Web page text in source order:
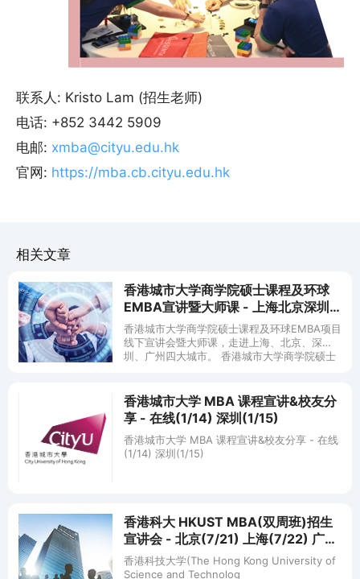
联系人: Kristo Lam (招生老师)
电话: +852 3442 5909
电邮: xmba@cityu.edu.hk
官网: https://mba.cb.cityu.edu.hk
相关文章
香港城市大学商学院硕士课程及环球
EMBA宣讲暨大师课 - 上海北京深圳
广州 (2/22 23 3/1 2)
香港城市大学商学院硕士课程及环球EMBA项目
线下宣讲会暨大师课，走进上海、北京、深
圳、广州四大城市。 香港城市大学商学院硕士
香港城市大学 MBA 课程宣讲&校友分
享 - 在线(1/14) 深圳(1/15)
香港城市大学 MBA 课程宣讲&校友分享 - 在线
(1/14) 深圳(1/15)
香港科大 HKUST MBA(双周班)招生
宣讲会 - 北京(7/21) 上海(7/22) 广州
(8/4) 深圳(8/5)
香港科技大学(The Hong Kong University of
Science and Technolog